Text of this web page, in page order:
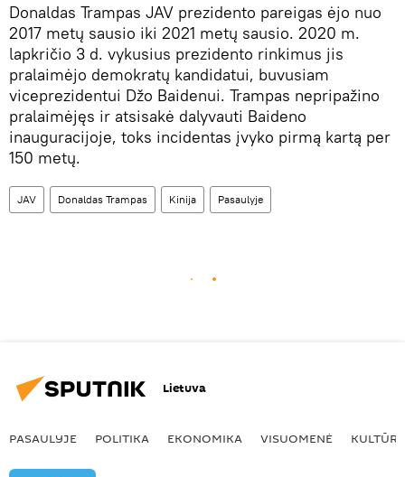
Donaldas Trampas JAV prezidento pareigas ėjo nuo
2017 metų sausio iki 2021 metų sausio. 2020 m.
lapkričio 3 d. vykusius prezidento rinkimus jis
pralaimėjo demokratų kandidatui, buvusiam
viceprezidentui Džo Baidenui. Trampas nepripažino
pralaimėjęs ir atsisakė dalyvauti Baideno
inauguracijoje, toks incidentas įvyko pirmą kartą per
150 metų.
JAV Donaldas Trampas Kinija Pasaulyje
Lietuva
PASAULYJE POLITIKA EKONOMIKA VISUOMENĖ KULTŪRA